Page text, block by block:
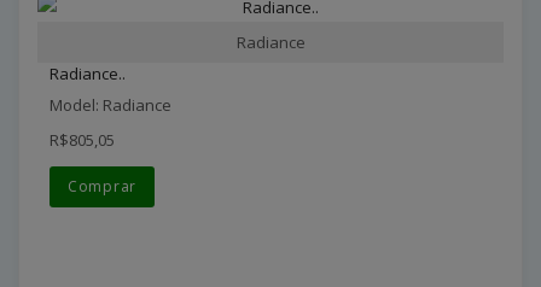
Radiance
Radiance..
Model: Radiance
R$805,05
Comprar